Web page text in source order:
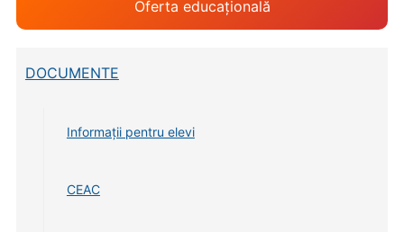
Oferta educațională
DOCUMENTE
Informații pentru elevi
CEAC